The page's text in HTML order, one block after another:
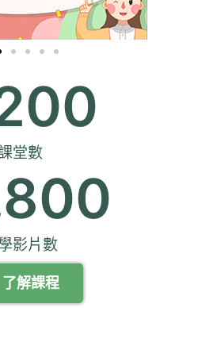
堂數
影片數
了解課程